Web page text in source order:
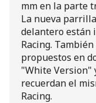
mm en la parte
La nueva
delantero están
Racing.
propuestos en
"White Version"
recuerdan el
Racing.